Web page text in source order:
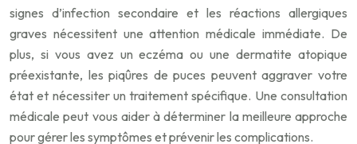
signes d’infection secondaire et les réactions allergiques
graves nécessitent une attention médicale immédiate. De
plus, si vous avez un eczéma ou une dermatite atopique
préexistante, les piqûres de puces peuvent aggraver votre
état et nécessiter un traitement spécifique. Une consultation
médicale peut vous aider à déterminer la meilleure approche
pour gérer les symptômes et prévenir les complications.